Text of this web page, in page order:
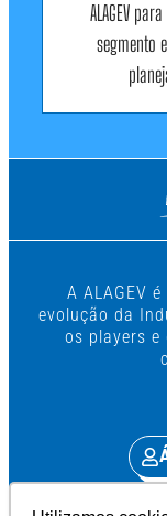
ALAGEV
segmento
A ALAGEV
evolução da
os players e